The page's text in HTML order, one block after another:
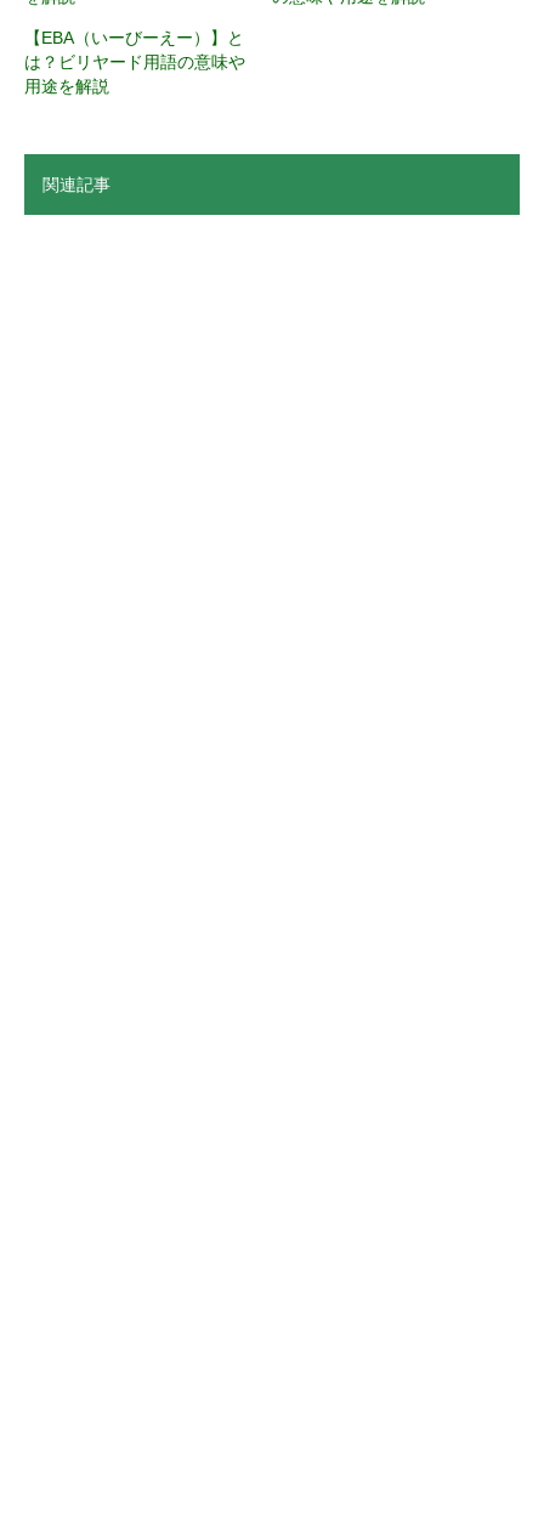
【EBA（いーびーえー）】と
は？ビリヤード用語の意味や
用途を解説
関連記事